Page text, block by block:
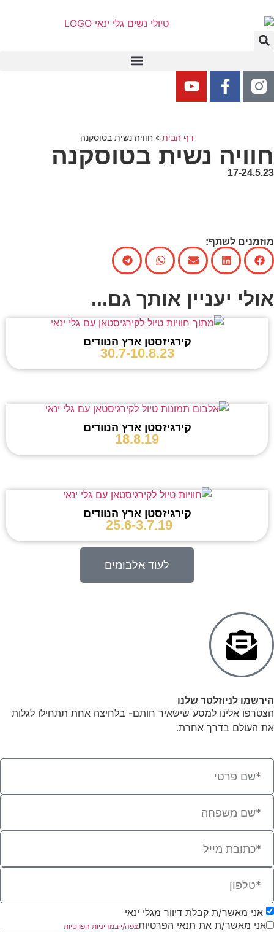
דף הבית » חוויה נשית בטוסקנה
חוויה נשית בטוסקנה
17-24.5.23
מוזמנים לשתף:
אולי יעניין אותך גם...
קירגיזסטן ארץ הנוודים
30.7-10.8.23
קירגיזסטן ארץ הנוודים
18.8.19
קירגיזסטן ארץ הנוודים
25.6-3.7.19
לעוד אלבומים
הירשמו לניוזלטר שלנו
הצטרפו אלינו למסע שישאיר חותם- בלחיצה אחת תתחילו לגלות
את העולם בדרך אחרת.
אני מאשר/ת קבלת דיוור מגלי ינאי
אני מאשר/ת את תנאי הפרטיותצפה/י במדיניות הפרטיות